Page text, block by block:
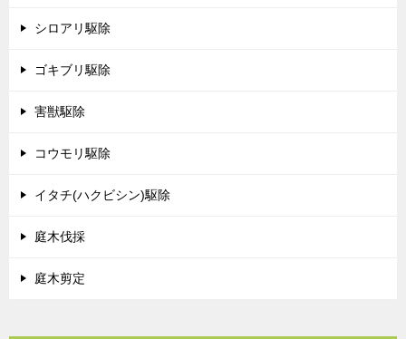
シロアリ駆除
ゴキブリ駆除
害獣駆除
コウモリ駆除
イタチ(ハクビシン)駆除
庭木伐採
庭木剪定